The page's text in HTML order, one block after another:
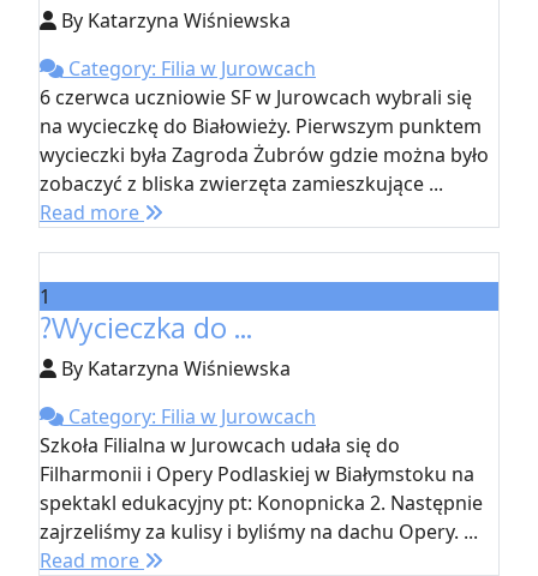
By Katarzyna Wiśniewska
Category: Filia w Jurowcach
6 czerwca uczniowie SF w Jurowcach wybrali się
na wycieczkę do Białowieży. Pierwszym punktem
wycieczki była Zagroda Żubrów gdzie można było
zobaczyć z bliska zwierzęta zamieszkujące ...
Read more
1
?Wycieczka do ...
By Katarzyna Wiśniewska
Category: Filia w Jurowcach
Szkoła Filialna w Jurowcach udała się do
Filharmonii i Opery Podlaskiej w Białymstoku na
spektakl edukacyjny pt: Konopnicka 2. Następnie
zajrzeliśmy za kulisy i byliśmy na dachu Opery. ...
Read more